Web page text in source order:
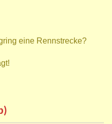
eine Rennstrecke?